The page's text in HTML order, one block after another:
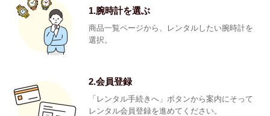
1.腕時計を選ぶ
商品一覧ページから、レンタルしたい腕時計を
選択。
2.会員登録
「レンタル手続きへ」ボタンから案内にそって
レンタル会員登録を進めてください。